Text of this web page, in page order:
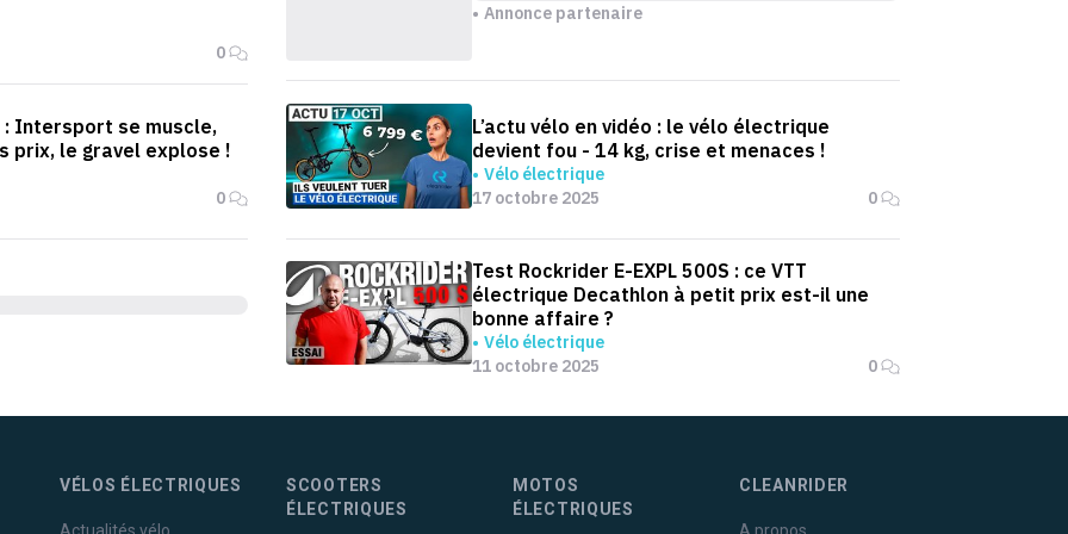
0
Annonce partenaire
: Intersport se muscle,
prix, le gravel explose !
0
L’actu vélo en vidéo : le vélo électrique
devient fou - 14 kg, crise et menaces !
Vélo électrique
17 octobre 2025
0
Test Rockrider E-EXPL 500S : ce VTT
électrique Decathlon à petit prix est-il une
bonne affaire ?
Vélo électrique
11 octobre 2025
0
VÉLOS ÉLECTRIQUES
SCOOTERS
ÉLECTRIQUES
MOTOS
ÉLECTRIQUES
CLEANRIDER